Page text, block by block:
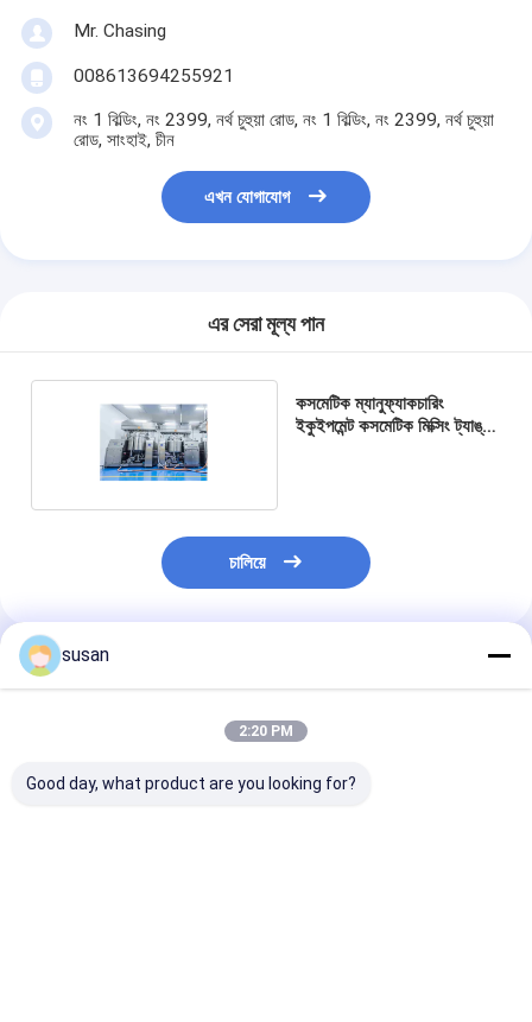
Mr. Chasing
008613694255921
নং 1 বিল্ডিং, নং 2399, নর্থ চুহুয়া রোড, নং 1 বিল্ডিং, নং 2399, নর্থ চুহুয়া
রোড, সাংহাই, চীন
এখন যোগাযোগ
এর সেরা মূল্য পান
কসমেটিক ম্যানুফ্যাকচারিং
ইকুইপমেন্ট কসমেটিক মিক্সিং ট্যাঙ্ক
চালিয়ে
প্রস্তাবিত পণ্য
susan
2:20 PM
Good day, what product are you looking for?